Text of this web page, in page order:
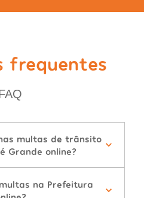
frequentes
multas de trânsito
Grande online?
na Prefeitura